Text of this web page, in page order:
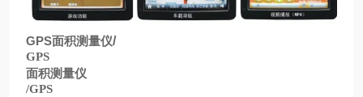
GPS面积测量仪/
GPS
面积测量仪
/GPS